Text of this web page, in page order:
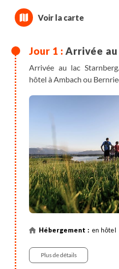
Arrivée
Arrivée au lac
hôtel à Ambach ou
en hôtel
Plus de détails